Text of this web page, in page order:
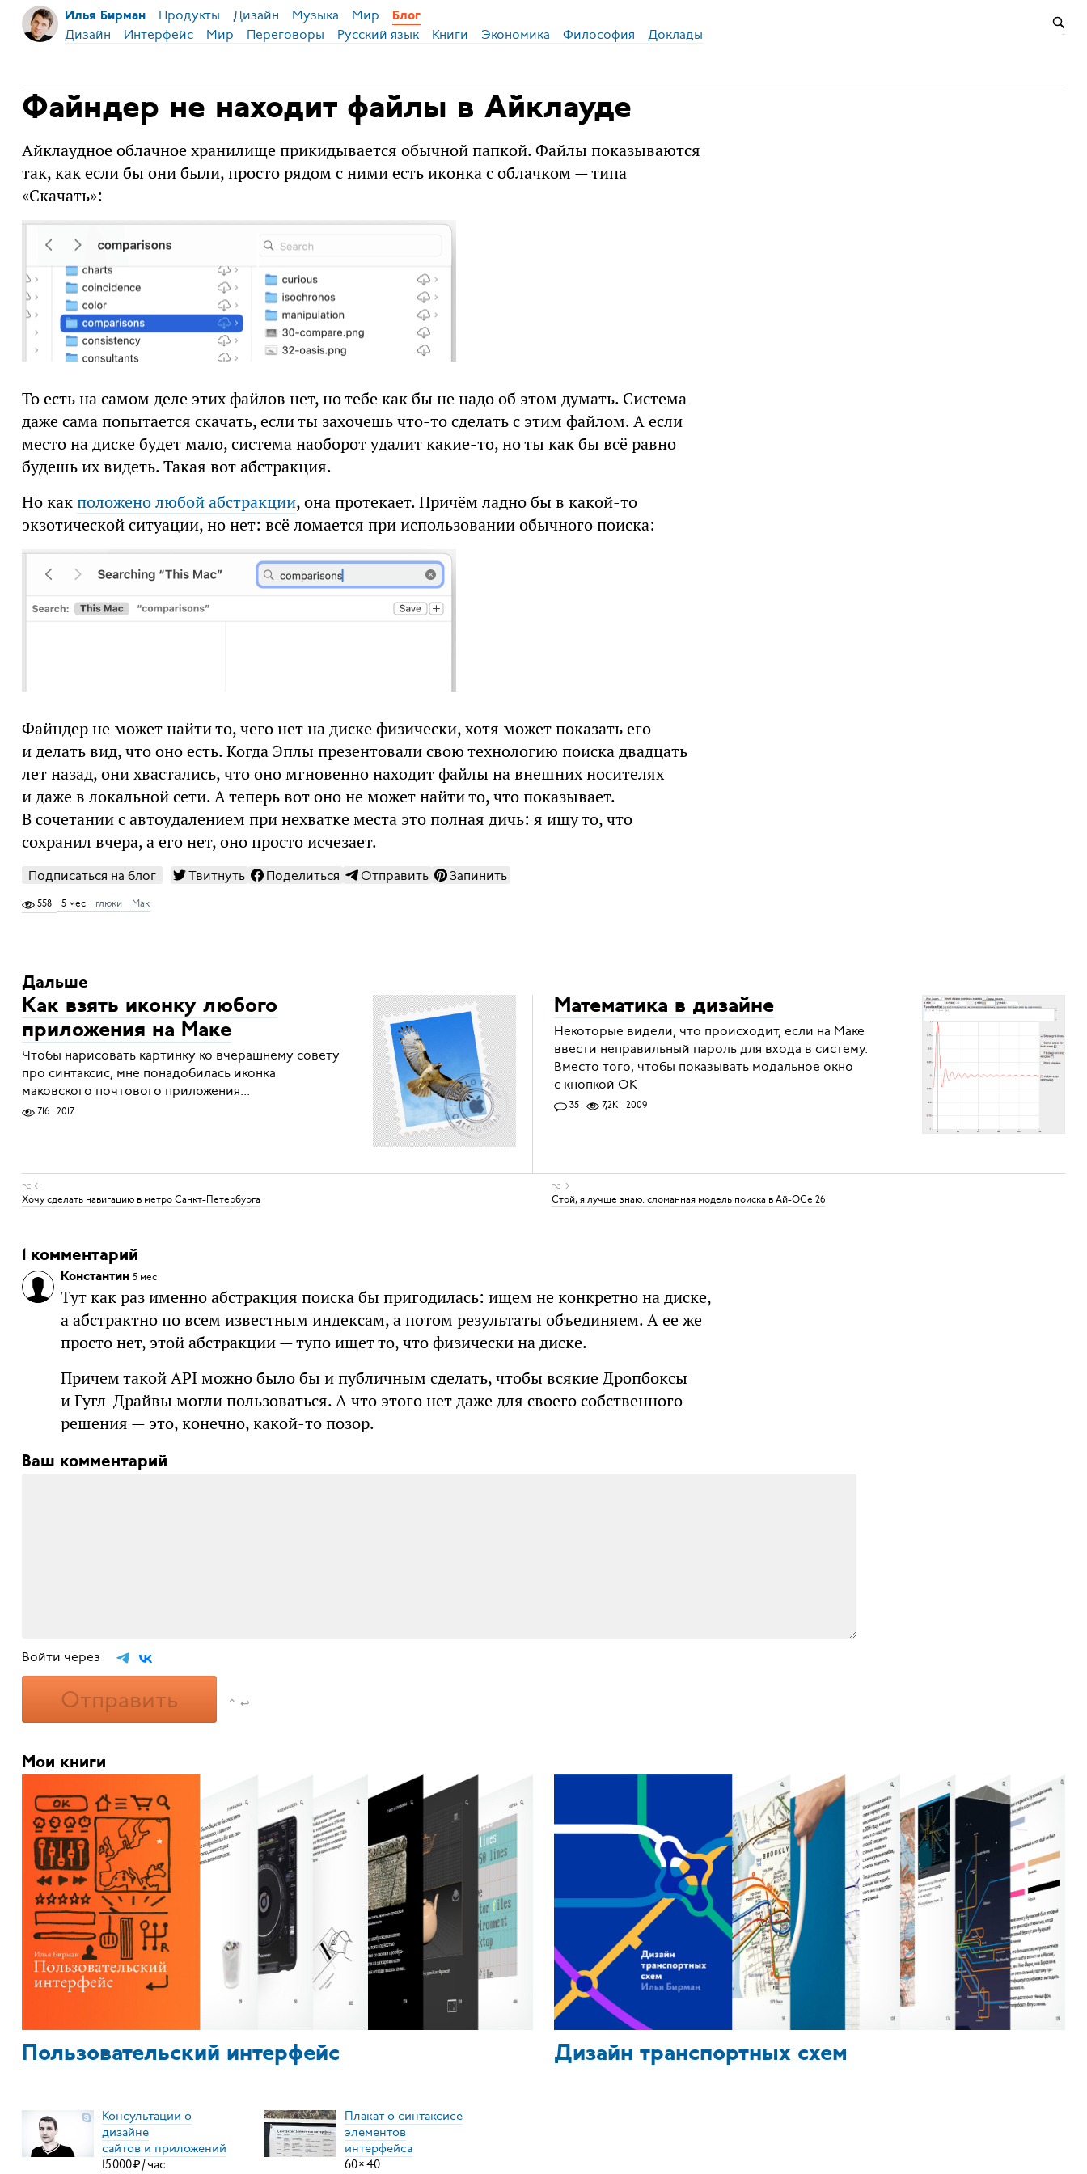
Илья Бирман Продукты Дизайн Музыка Мир Блог
Дизайн Интерфейс Мир Переговоры Русский язык Книги Экономика Философия Доклады
Файндер не находит файлы в Айклауде
Айклаудное облачное хранилище прикидывается обычной папкой. Файлы показываются
так, как если бы они были, просто рядом с ними есть иконка с облачком — типа
«Скачать»:
То есть на самом деле этих файлов нет, но тебе как бы не надо об этом думать. Система
даже сама попытается скачать, если ты захочешь что-то сделать с этим файлом. А если
место на диске будет мало, система наоборот удалит какие-то, но ты как бы всё равно
будешь их видеть. Такая вот абстракция.
Но какположено любой абстракции, она протекает. Причём ладно бы в какой-то
экзотической ситуации, но нет: всё ломается при использовании обычного поиска:
Файндер не может найти то, чего нет на диске физически, хотя может показать его
и делать вид, что оно есть. Когда Эплы презентовали свою технологию поиска двадцать
лет назад, они хвастались, что оно мгновенно находит файлы на внешних носителях
и даже в локальной сети. А теперь вот оно не может найти то, что показывает.
В сочетании с автоудалением при нехватке места это полная дичь: я ищу то, что
сохранил вчера, а его нет, оно просто исчезает.
Подписаться на блог Твитнуть Поделиться Отправить Запинить
558 5 мес глюки Мак
Дальше
Как взять иконку любого
приложения на Маке
Чтобы нарисовать картинку ко вчерашнему совету
про синтаксис, мне понадобилась иконка
маковского почтового приложения...
716 2017
Математика в дизайне
Некоторые видели, что происходит, если на Маке
ввести неправильный пароль для входа в систему.
Вместо того, чтобы показывать модальное окно
с кнопкой OK
35 7,2K 2009
⌥ ←
Хочу сделать навигацию в метро Санкт-Петербурга
⌥ →
Стой, я лучше знаю: сломанная модель поиска в Ай-ОСе 26
1 комментарий
Константин 5 мес
Тут как раз именно абстракция поиска бы пригодилась: ищем не конкретно на диске,
а абстрактно по всем известным индексам, а потом результаты объединяем. А ее же
просто нет, этой абстракции — тупо ищет то, что физически на диске.
Причем такой API можно было бы и публичным сделать, чтобы всякие Дропбоксы
и Гугл-Драйвы могли пользоваться. А что этого нет даже для своего собственного
решения — это, конечно, какой-то позор.
Ваш комментарий
Войти через
Отправить ⌃ ↩
Мои книги
Пользовательский интерфейс Дизайн транспортных схем
Консультации о
дизайне
сайтов и приложений
15000₽/час
Плакат о синтаксисе
элементов
интерфейса
60×40